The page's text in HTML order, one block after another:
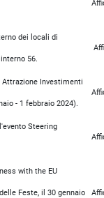
dei locali di
56.
Attrazione Investimenti
- 1 febbraio 2024).
Steering
with the EU
Feste, il 30 gennaio